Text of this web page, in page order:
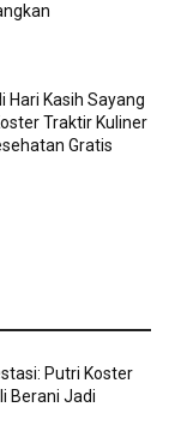
Hari Kasih Sayang
Traktir Kuliner
Gratis
Putri Koster
Berani Jadi